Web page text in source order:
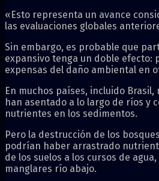
«Esto representa un avance
las evaluaciones globales
Sin embargo, es probable que
expansivo tenga un doble efecto:
expensas del daño ambiental en
En muchos países, incluido Brasil,
han asentado a lo largo de ríos y
nutrientes en los sedimentos.
Pero la destrucción de los
podrían haber arrastrado
de los suelos a los cursos de
manglares río abajo.